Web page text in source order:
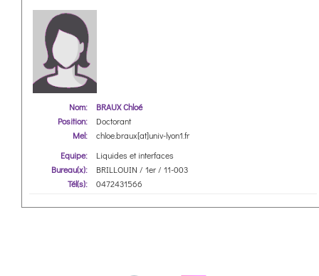
Nom:
BRAUX Chloé
Position:
Doctorant
Mel:
chloe.braux[at]univ-lyon1.fr
Equipe:
Liquides et interfaces
Bureau(x):
BRILLOUIN / 1er / 11-003
Tél(s):
0472431566